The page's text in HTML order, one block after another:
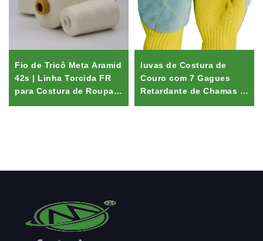
Fio de Tricô Meta Aramid
42s | Linha Torcida FR
para Costura de Roupa
luvas de Costura de
Couro com 7 Gagues
Retardante de Chamas e